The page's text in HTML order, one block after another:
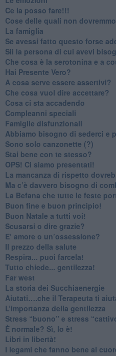
​Ce la posso fare!!!
​Cose delle quali non
​La famiglia
​Se avessi fatto questo forse
​Sii la persona di cui avevi
Che cosa è la serotonina e a
​Hai Presente Vero?
A cosa serve essere assertivi?
​Che cosa vuol dire accettare?
​Cosa ci sta accadendo
​Compleanni speciali
​Famiglie disfunzionali
​Abbiamo bisogno di sederci e
Sono solo canzonette (?)
​Stai bene con te stesso?
​OPS! Ci siamo presentati!
​La mancanza di rispetto
​Ma c’è davvero bisogno di
​La Befana che tutte le feste
Buon fine e buon principio!
​Buon Natale a tutti voi!
​Scusarsi o dire grazie?
​E’ amore o un’ossessione?
​Il prezzo della salute
​Respira... puoi farcela!
​Tutto chiede... gentilezza!
​Far west
​La storia dei Succhiaenergie
​Aiutati….che il Terapeuta ti
​L’importanza della gentilezza
​Stress “buono” e stress
​È normale? Sì, lo è!
​Libri in libertà!
​I legami che fanno bene al